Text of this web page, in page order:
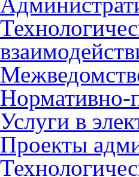
Нормативно-
Услуги в
Проекты